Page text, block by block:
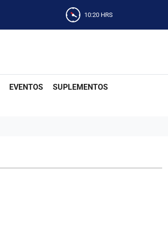
10:20 HRS
EVENTOS SUPLEMENTOS